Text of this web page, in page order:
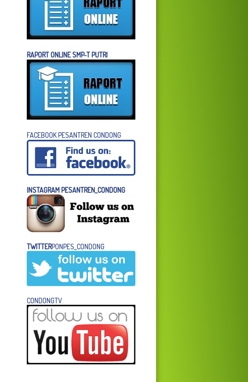
RAPORT ONLINE SMP-T PUTRI
FACEBOOK PESANTREN CONDONG
INSTAGRAM PESANTREN_CONDONG
TWITTERPONPES_CONDONG
CONDONGTV